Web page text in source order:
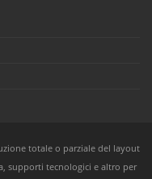
totale o parziale del layout
supporti tecnologici e altro per